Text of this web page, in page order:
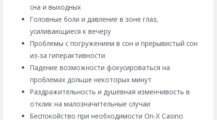
сна и выходных
Головные боли и давление в зоне глаз,
усиливающиеся к вечеру
Проблемы с погружением в сон и прерывистый сон
из-за гиперактивности
Падение возможности фокусироваться на
проблемах дольше некоторых минут
Раздражительность и душевная изменчивость в
отклик на малозначительные случаи
Беспокойство при необходимости On-X Casino